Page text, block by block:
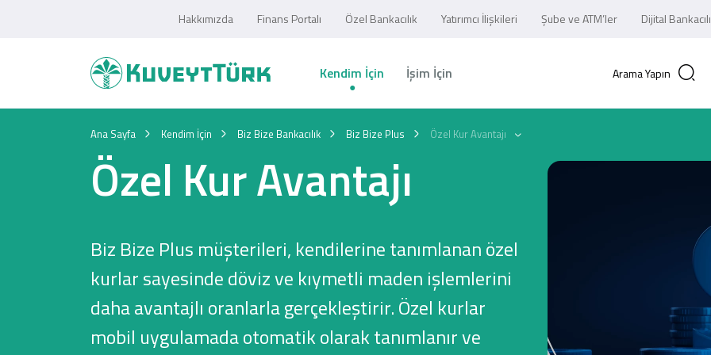
Hakkımızda Finans Portalı Özel Bankacılık Yatırımcı İlişkileri Şube ve ATM’ler Dijital
Kendim İçin İşim İçin Arama Yapın
Ana Sayfa Kendim İçin Biz Bize Bankacılık Biz Bize Plus Özel Kur Avantajı
Özel Kur Avantajı
Biz Bize Plus müşterileri, kendilerine tanımlanan özel
kurlar sayesinde döviz ve kıymetli maden işlemlerini
daha avantajlı oranlarla gerçekleştirir. Özel kurlar
mobil uygulamada otomatik olarak tanımlanır ve